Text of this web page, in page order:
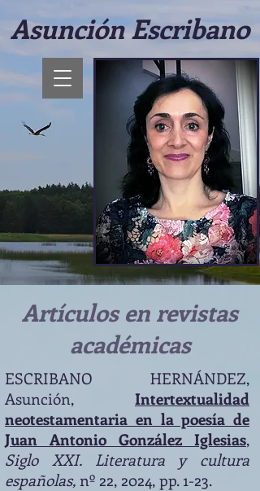
Asunción Escribano
Artículos en revistas
académicas
ESCRIBANO HERNÁNDEZ,
Asunción, Intertextualidad
neotestamentaria en la poesía de
Juan Antonio González Iglesias,
Siglo XXI. Literatura y cultura
españolas, nº 22, 2024, pp. 1-23.